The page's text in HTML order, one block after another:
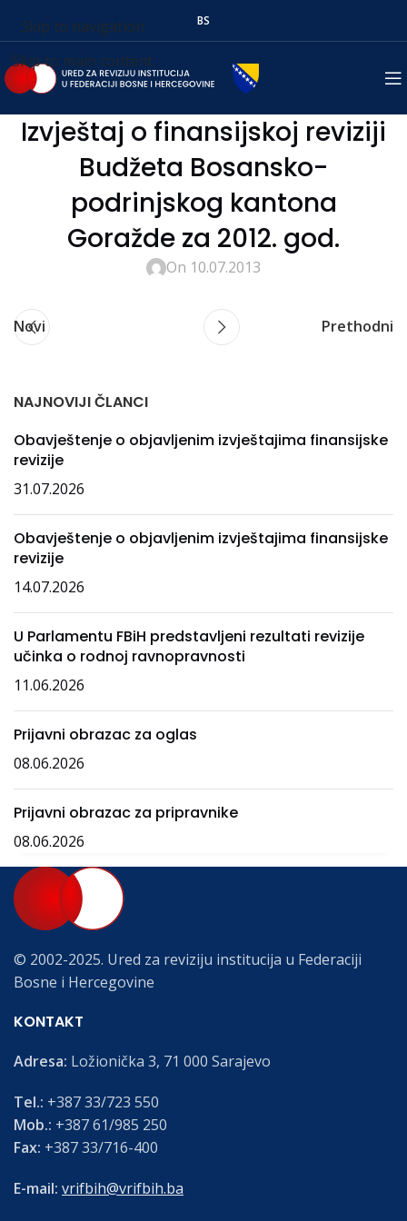
Skip to navigation
Skip to main content
BS
Izvještaj o finansijskoj reviziji
Budžeta Bosansko-
podrinjskog kantona
Goražde za 2012. god.
On 10.07.2013
Novi Prethodni
NAJNOVIJI ČLANCI
Obavještenje o objavljenim izvještajima finansijske
revizije
31.07.2026
Obavještenje o objavljenim izvještajima finansijske
revizije
14.07.2026
U Parlamentu FBiH predstavljeni rezultati revizije
učinka o rodnoj ravnopravnosti
11.06.2026
Prijavni obrazac za oglas
08.06.2026
Prijavni obrazac za pripravnike
08.06.2026
© 2002-2025. Ured za reviziju institucija u Federaciji
Bosne i Hercegovine
KONTAKT
Adresa: Ložionička 3, 71 000 Sarajevo
Tel.: +387 33/723 550
Mob.: +387 61/985 250
Fax: +387 33/716-400
E-mail: vrifbih@vrifbih.ba